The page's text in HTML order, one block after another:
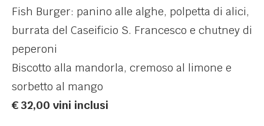
Fish Burger: panino alle alghe, polpetta di alici,
burrata del Caseificio S. Francesco e chutney di
peperoni
Biscotto alla mandorla, cremoso al limone e
sorbetto al mango
€ 32,00 vini inclusi